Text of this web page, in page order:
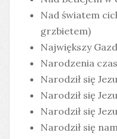
Nad światem
grzbietem)
Największy
Narodzenia czas
Narodził się
Narodził się
Narodził się
Narodził się